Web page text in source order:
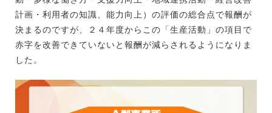
計画・利用者の知識、能力向上）の評価の総合点で報酬が
決まるのですが、２４年度からこの「生産活動」の項目で
赤字を改善できていないと報酬が減らされるようになりま
した。